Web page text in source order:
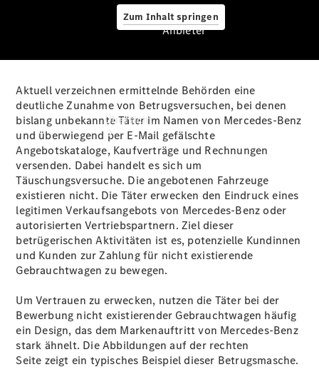
Zum Inhalt springen
Anbieter
Übersicht
Startseite
Beratung
vereinbaren
Servicetermin
vereinbaren
Probefahrt
vereinbaren
Konfigurator
Modellübersicht
Anbieter
Aktuell verzeichnen ermittelnde Behörden eine
deutliche Zunahme von Betrugsversuchen, bei denen
bislang unbekannte Täter im Namen von Mercedes-Benz
und überwiegend per E‑Mail gefälschte
Angebotskataloge, Kaufverträge und Rechnungen
versenden. Dabei handelt es sich um
Täuschungsversuche. Die angebotenen Fahrzeuge
existieren nicht. Die Täter erwecken den Eindruck eines
legitimen Verkaufsangebots von Mercedes‑Benz oder
autorisierten Vertriebspartnern. Ziel dieser
betrügerischen Aktivitäten ist es, potenzielle Kundinnen
und Kunden zur Zahlung für nicht existierende
Gebrauchtwagen zu bewegen.
Um Vertrauen zu erwecken, nutzen die Täter bei der
Bewerbung nicht existierender Gebrauchtwagen häufig
ein Design, das dem Markenauftritt von Mercedes‑Benz
stark ähnelt. Die Abbildungen auf der rechten
Seite zeigt ein typisches Beispiel dieser Betrugsmasche.